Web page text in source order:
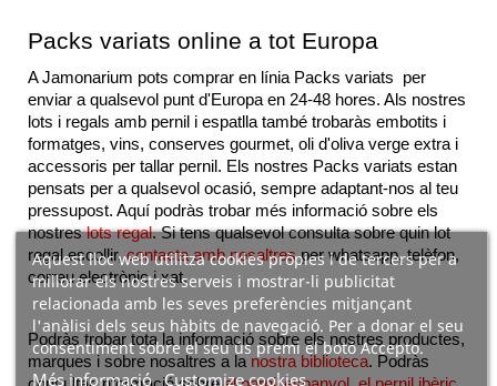
Aquest lloc web utilitza cookies pròpies i de tercers per a
millorar els nostres serveis i mostrar-li publicitat
relacionada amb les seves preferències mitjançant
l'anàlisi dels seus hàbits de navegació. Per a donar el seu
consentiment sobre el seu ús premi el botó Accepto.
Més informació Customize cookies
Packs variats online a tot Europa
A Jamonarium pots comprar en línia Packs variats  per
enviar a qualsevol punt d'Europa en 24-48 hores. Als nostres
lots i regals amb pernil i espatlla també trobaràs embotits i
formatges, vins, conserves gourmet, oli d'oliva verge extra i
accessoris per tallar pernil. Els nostres Packs variats estan
pensats per a qualsevol ocasió, sempre adaptant-nos al teu
pressupost. Aquí podràs trobar més informació sobre els
nostres lots regal. Si tens qualsevol consulta sobre quin lot
regal escollir, contacta amb nosaltres per whatsapp, telèfon,
correu electrònic i xat.
Podràs trobar tota la informació sobre els nostres productes,
marques i sobre nosaltres a la nostra biblioteca. Podràs